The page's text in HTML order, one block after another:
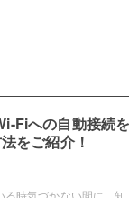
Fiへの自動接続
をご紹介！